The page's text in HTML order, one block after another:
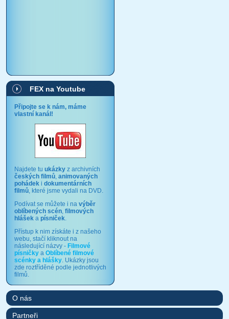
FEX na Youtube
Připojte se k nám, máme
vlastní kanál!
Najdete tu ukázky z archivních
českých filmů, animovaných
pohádek i dokumentárních
filmů, které jsme vydali na DVD.
Podívat se můžete i na výběr
oblíbených scén, filmových
hlášek a písniček.
Přístup k nim získáte i z našeho
webu, stačí kliknout na
následující názvy - Filmové
písničky a Oblíbené filmové
scénky a hlášky. Ukázky jsou
zde roztříděné podle jednotlivých
filmů.
O nás
Partneři